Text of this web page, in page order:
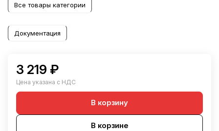
Все товары категории
Документация
3 219 ₽
Цена указана с НДС
В корзину
В корзине